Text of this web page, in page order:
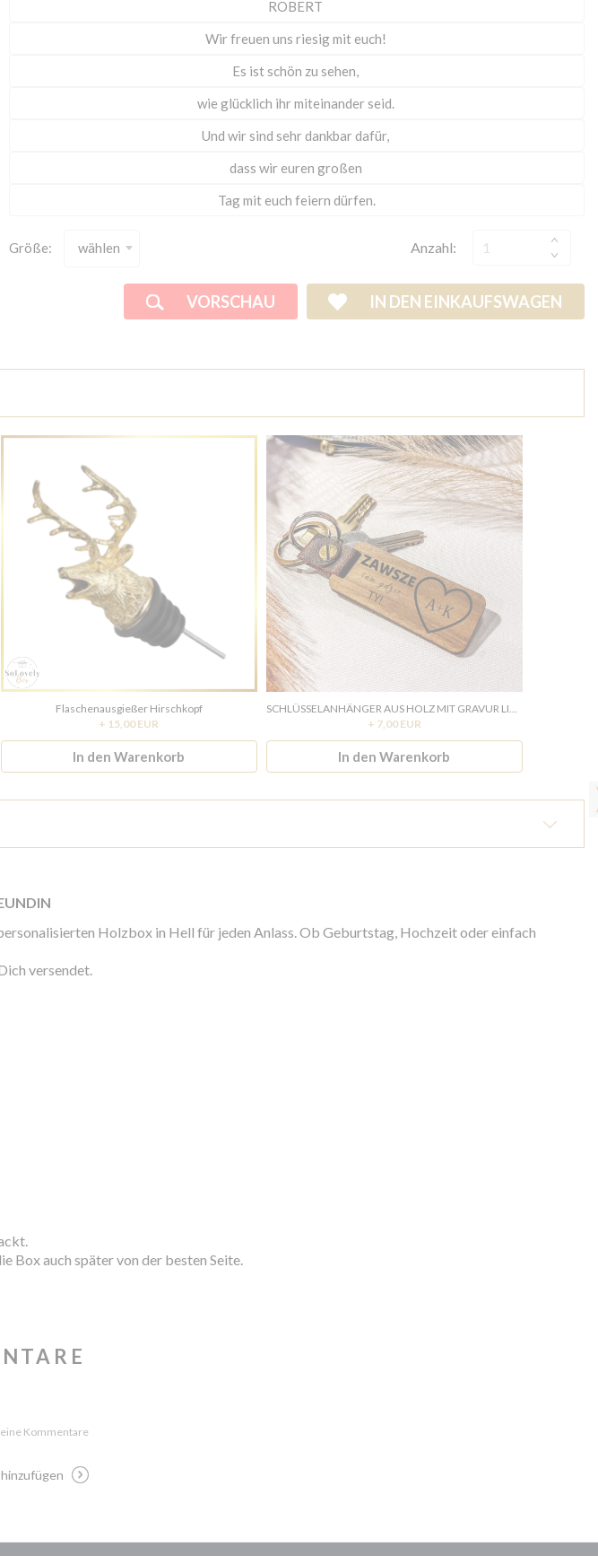
Größe: wählen Anzahl:
IN DEN EINKAUFSWAGEN
VORSCHAU
Flaschenausgießer Hirschkopf
+ 15,00 EUR
In den Warenkorb
SCHLÜSSELANHÄNGER AUS HOLZ MIT GRAVUR LIEBE - GESCHENK FÜR DEN PARTNER
+ 7,00 EUR
In den Warenkorb
Holzbox in Hell für jeden Anlass. Ob Geburtstag, Hochzeit oder einfach
versendet.
Box auch später von der besten Seite.
Kommentare